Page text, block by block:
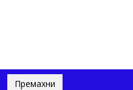
Премахни